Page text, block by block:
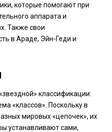
которые помогают при
аппарата и
Также свои
в Араде, Эйн-Геди и
классификации:
«классов». Поскольку в
мировых «цепочек», их
устанавливают сами,